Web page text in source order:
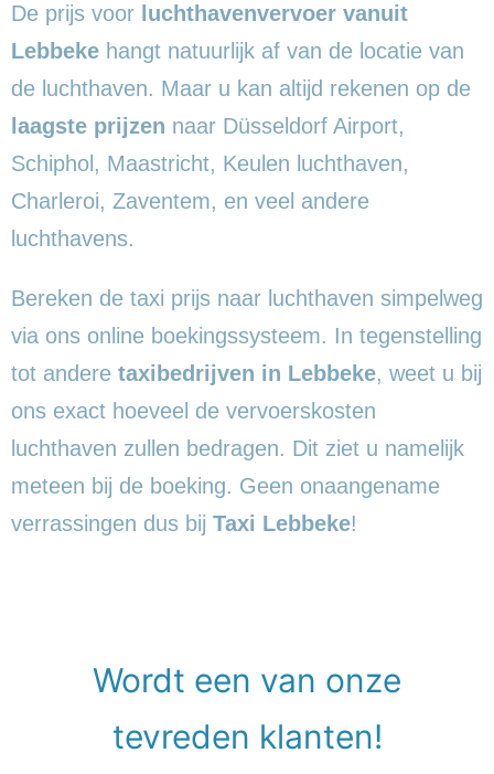
De prijs voor luchthavenvervoer vanuit
Lebbeke hangt natuurlijk af van de locatie van
de luchthaven. Maar u kan altijd rekenen op de
laagste prijzen naar Düsseldorf Airport,
Schiphol, Maastricht, Keulen luchthaven,
Charleroi, Zaventem, en veel andere
luchthavens.
Bereken de taxi prijs naar luchthaven simpelweg
via ons online boekingssysteem. In tegenstelling
tot andere taxibedrijven in Lebbeke, weet u bij
ons exact hoeveel de vervoerskosten
luchthaven zullen bedragen. Dit ziet u namelijk
meteen bij de boeking. Geen onaangename
verrassingen dus bij Taxi Lebbeke!
Wordt een van onze
tevreden klanten!